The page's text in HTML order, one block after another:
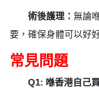
術後護理： 無論
要，確保身體可以好
常見問題
Q1: 喺香港自己